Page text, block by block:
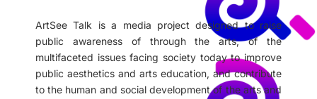
ArtSee Talk is a media project designed to raise
public awareness of through the arts, of the
multifaceted issues facing society today to improve
public aesthetics and arts education, and contribute
to the human and social development of the arts and